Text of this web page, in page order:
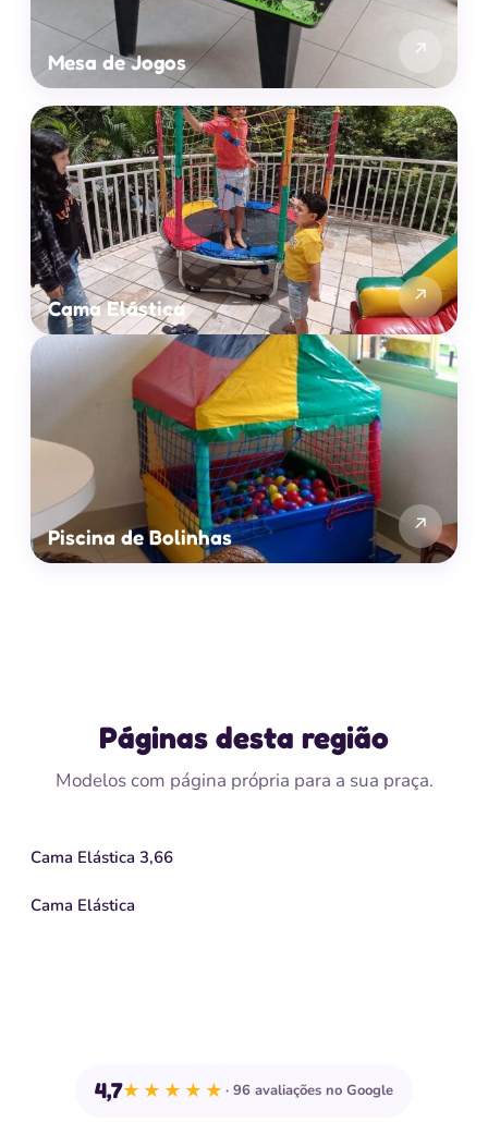
Mesa de Jogos ↗
Cama Elástica ↗
Piscina de Bolinhas ↗
Páginas desta região
Modelos com página própria para a sua praça.
Cama Elástica 3,66
Cama Elástica
4,7★★★★★ 96 avaliações no Google